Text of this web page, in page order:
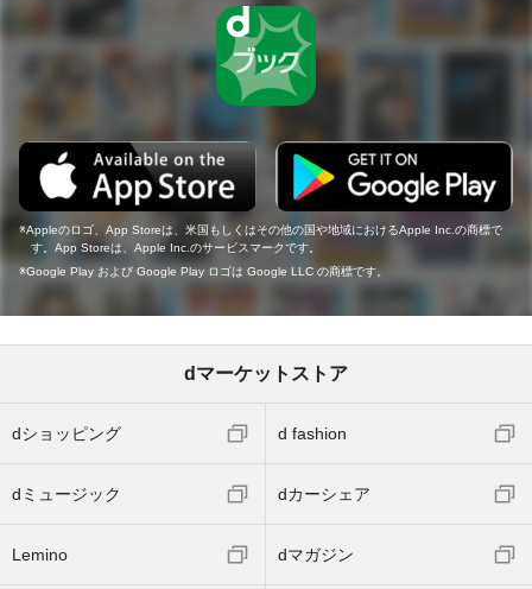
Appleのロゴ、App Storeは、米国もしくはその他の国や地域におけるApple Inc.の商標で
す。App Storeは、Apple Inc.のサービスマークです。
Google Play および Google Play ロゴは Google LLC の商標です。
dマーケットストア
dショッピング d fashion
dミュージック dカーシェア
Lemino dマガジン